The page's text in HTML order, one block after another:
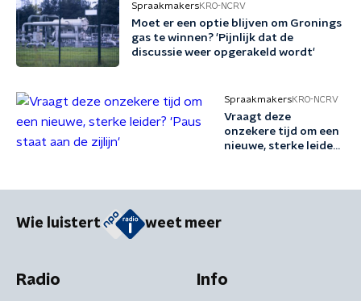
SpraakmakersKRO-NCRV
Moet er een optie blijven om Gronings
gas te winnen? 'Pijnlijk dat de
discussie weer opgerakeld wordt'
SpraakmakersKRO-NCRV
Vraagt deze
onzekere tijd om een
nieuwe, sterke leider?
Wie luistert weet meer
Radio Info